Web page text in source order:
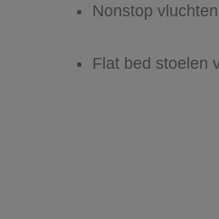
Nonstop
Flat bed stoelen